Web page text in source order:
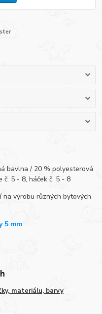
bavlna / 20 % polyesterová
č. 5 - 8, háček č. 5 - 8
na výrobu různých bytových
5 mm.
materiálu, barvy